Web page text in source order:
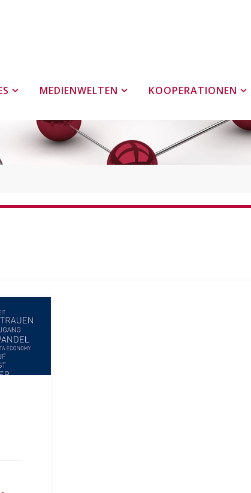
MEDIENWELTEN KOOPERATIONEN